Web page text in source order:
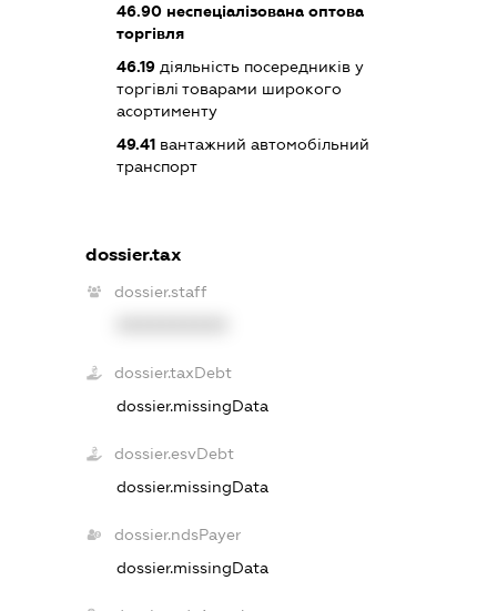
46.90неспеціалізована оптова
торгівля
46.19діяльність посередників у
торгівлі товарами широкого
асортименту
49.41вантажний автомобільний
транспорт
dossier.tax
dossier.staff
dossier.taxDebt
dossier.missingData
dossier.esvDebt
dossier.missingData
dossier.ndsPayer
dossier.missingData